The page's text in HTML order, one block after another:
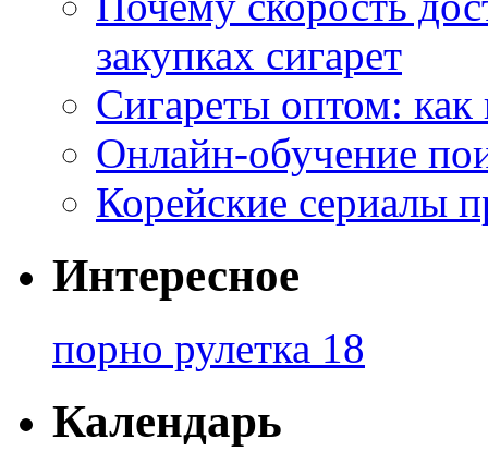
закупках сигарет
Сигареты оптом:
Онлайн-обучение
Корейские сериалы
Интересное
порно рулетка 18
Календарь